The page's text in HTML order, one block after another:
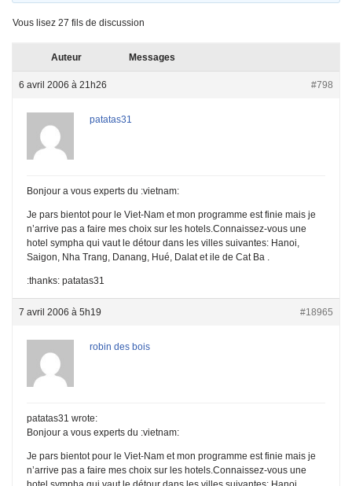
Vous lisez 27 fils de discussion
Auteur Messages
6 avril 2006 à 21h26 #798
patatas31
Bonjour a vous experts du :vietnam:
Je pars bientot pour le Viet-Nam et mon programme est finie mais je
n’arrive pas a faire mes choix sur les hotels.Connaissez-vous une
hotel sympha qui vaut le détour dans les villes suivantes: Hanoi,
Saigon, Nha Trang, Danang, Hué, Dalat et ile de Cat Ba .
:thanks: patatas31
7 avril 2006 à 5h19 #18965
robin des bois
patatas31 wrote:
Bonjour a vous experts du :vietnam:
Je pars bientot pour le Viet-Nam et mon programme est finie mais je
n’arrive pas a faire mes choix sur les hotels.Connaissez-vous une